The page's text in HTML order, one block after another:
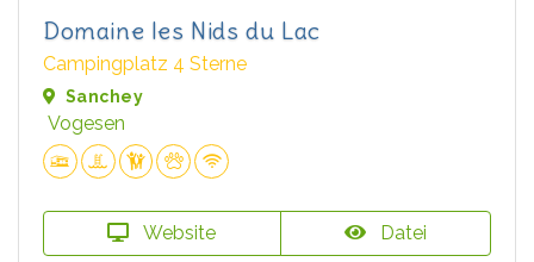
Domaine les Nids du Lac
Campingplatz 4 Sterne
Sanchey
Vogesen
Website Datei